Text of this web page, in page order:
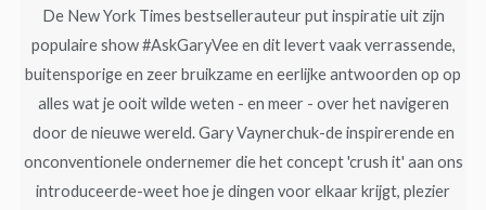
De New York Times bestsellerauteur put inspiratie uit zijn
populaire show #AskGaryVee en dit levert vaak verrassende,
buitensporige en zeer bruikzame en eerlijke antwoorden op op
alles wat je ooit wilde weten - en meer - over het navigeren
door de nieuwe wereld. Gary Vaynerchuk-de inspirerende en
onconventionele ondernemer die het concept 'crush it' aan ons
introduceerde-weet hoe je dingen voor elkaar krijgt, plezier